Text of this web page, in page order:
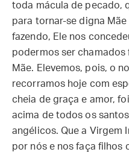
toda mácula de pecado,
para tornar-se digna
fazendo, Ele nos
podermos ser chamados
Mãe. Elevemos, pois, o
recorramos hoje com
cheia de graça e amor,
acima de todos os
angélicos. Que a Virgem
por nós e nos faça filhos